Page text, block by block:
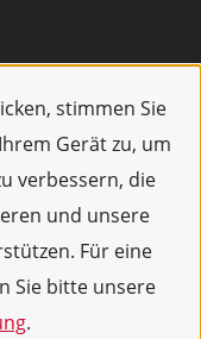
stimmen Sie
Gerät zu, um
verbessern, die
und unsere
Für eine
Sie bitte unsere
.